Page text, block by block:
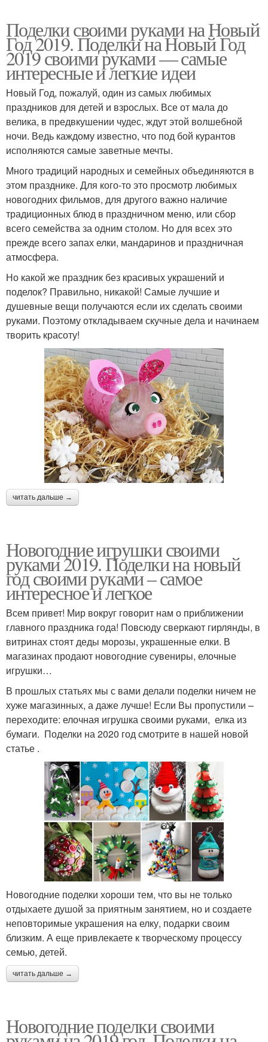
Поделки своими руками на Новый
Год 2019. Поделки на Новый Год
2019 своими руками — самые
интересные и легкие идеи
Новый Год, пожалуй, один из самых любимых
праздников для детей и взрослых. Все от мала до
велика, в предвкушении чудес, ждут этой волшебной
ночи. Ведь каждому известно, что под бой курантов
исполняются самые заветные мечты.
Много традиций народных и семейных объединяются в
этом празднике. Для кого-то это просмотр любимых
новогодних фильмов, для другого важно наличие
традиционных блюд в праздничном меню, или сбор
всего семейства за одним столом. Но для всех это
прежде всего запах елки, мандаринов и праздничная
атмосфера.
Но какой же праздник без красивых украшений и
поделок? Правильно, никакой! Самые лучшие и
душевные вещи получаются если их сделать своими
руками. Поэтому откладываем скучные дела и начинаем
творить красоту!
читать дальше →
Новогодние игрушки своими
руками 2019. Поделки на новый
год своими руками – самое
интересное и легкое
Всем привет! Мир вокруг говорит нам о приближении
главного праздника года! Повсюду сверкают гирлянды, в
витринах стоят деды морозы, украшенные елки. В
магазинах продают новогодние сувениры, елочные
игрушки…
В прошлых статьях мы с вами делали поделки ничем не
хуже магазинных, а даже лучше! Если Вы пропустили –
переходите: елочная игрушка своими руками, елка из
бумаги. Поделки на 2020 год смотрите в нашей новой
статье .
Новогодние поделки хороши тем, что вы не только
отдыхаете душой за приятным занятием, но и создаете
неповторимые украшения на елку, подарки своим
близким. А еще привлекаете к творческому процессу
семью, детей.
читать дальше →
Новогодние поделки своими